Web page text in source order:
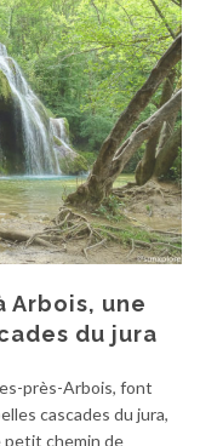
Arbois, une
du jura
près-Arbois, font
cascades du jura,
petit chemin de